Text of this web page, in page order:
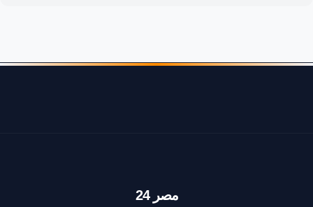
مصر 24